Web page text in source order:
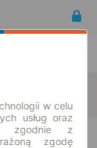
w celu
usług oraz
zgodnie z
zgodę